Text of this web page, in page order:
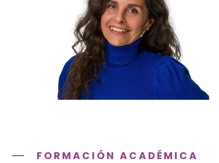
FORMACIÓN ACADÉMICA